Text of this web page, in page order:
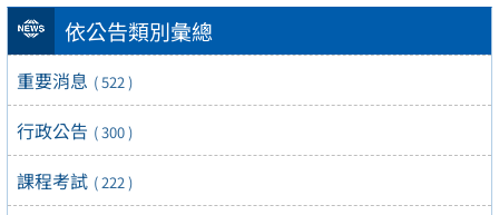
依公告類別彙總
重要消息 ( 522 )
行政公告 ( 300 )
課程考試 ( 222 )